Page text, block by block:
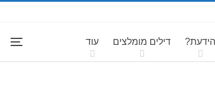
הידעת? דילים מומלצים עוד